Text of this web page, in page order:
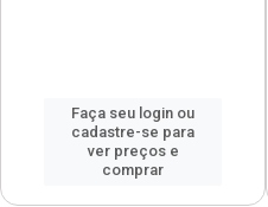
Faça seu login ou
cadastre-se para
ver preços e
comprar